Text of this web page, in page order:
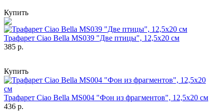
Купить
Трафарет Ciao Bella MS039 "Две птицы", 12,5х20 см
385 р.
Купить
Трафарет Ciao Bella MS004 "Фон из фрагментов", 12,5х20 см
436 р.